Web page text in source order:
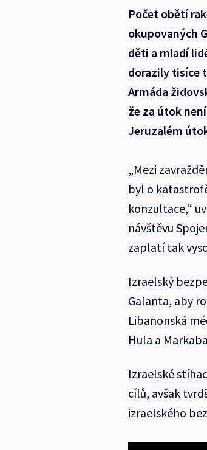
Počet obětí
okupovaných
děti a mladí
dorazily tisíce
Armáda
že za útok
Jeruzalém
„Mezi
byl o
konzultace,“
návštěvu
zaplatí tak
Izraelský
Galanta, aby
Libanonská
Hula a
Izraelské
cílů, avšak
izraelského